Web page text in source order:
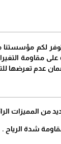
عدم تعرضها
من المميزات
شدة الرياح .